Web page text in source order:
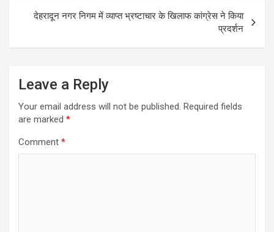
देहरादून नगर निगम में व्याप्त भ्रष्टाचार के खिलाफ कांग्रेस ने किया
प्रदर्शन
Leave a Reply
Your email address will not be published. Required fields
are marked *
Comment *